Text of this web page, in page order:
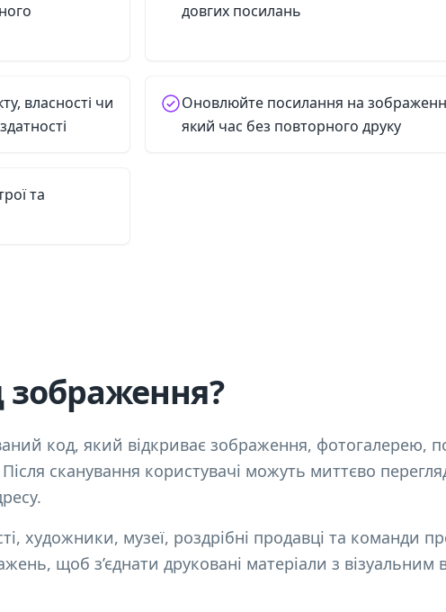
довгих посилань
власності чи
Оновлюйте посилання на
який час без повторного друку
та
зображення?
код, який відкриває зображення, фотогалерею,
Після сканування користувачі можуть миттєво
художники, музеї, роздрібні продавці та команди
щоб з’єднати друковані матеріали з візуальним